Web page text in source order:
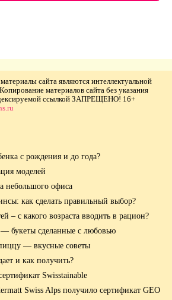
сайта являются интеллектуальной
материалов сайта без указания
ссылкой ЗАПРЕЩЕНО! 16+
с рождения и до года?
моделей
небольшого офиса
как сделать правильный выбор?
– с какого возраста вводить в рацион?
букеты сделанные с любовью
— вкусные советы
и как получить?
Swisstainable
Swiss Alps получило сертификат GEO